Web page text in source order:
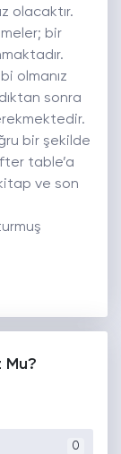
olacaktır.
bir
olmanız
sonra
bir şekilde
table’a
ve son
Mu?
0